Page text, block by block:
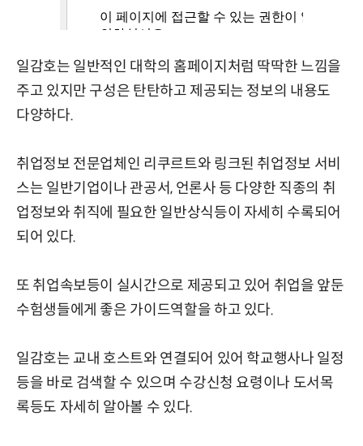
일감호는 일반적인 대학의 홈페이지처럼 딱딱한 느낌을
주고 있지만 구성은 탄탄하고 제공되는 정보의 내용도
다양하다.
취업정보 전문업체인 리쿠르트와 링크된 취업정보 서비
스는 일반기업이나 관공서, 언론사 등 다양한 직종의 취
업정보와 취직에 필요한 일반상식등이 자세히 수록되어
되어 있다.
또 취업속보등이 실시간으로 제공되고 있어 취업을 앞둔
수험생들에게 좋은 가이드역할을 하고 있다.
일감호는 교내 호스트와 연결되어 있어 학교행사나 일정
등을 바로 검색할 수 있으며 수강신청 요령이나 도서목
록등도 자세히 알아볼 수 있다.